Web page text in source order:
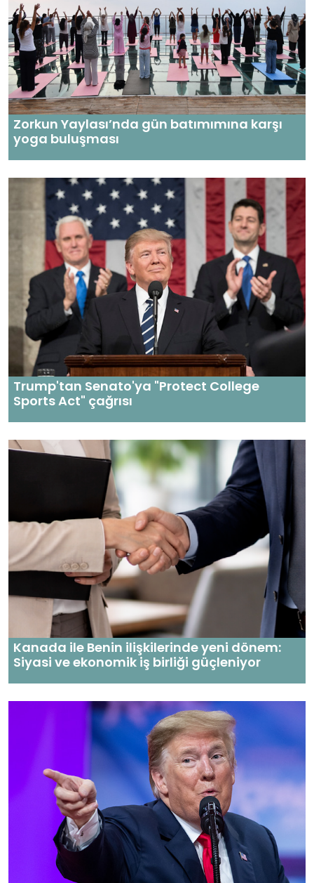
Zorkun Yaylası’nda gün batımımına karşı
yoga buluşması
Trump'tan Senato'ya "Protect College
Sports Act" çağrısı
Kanada ile Benin ilişkilerinde yeni dönem:
Siyasi ve ekonomik iş birliği güçleniyor